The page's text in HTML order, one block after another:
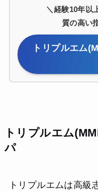
＼経験10年以
質の高い
トリプルエム
トリプルエム
パ
トリプルエムは高級